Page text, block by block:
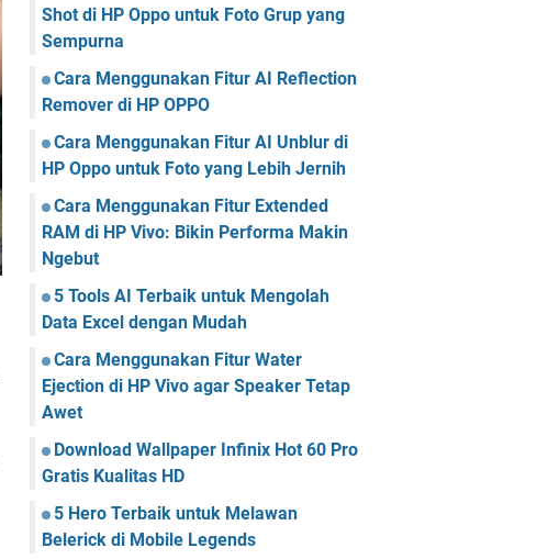
Shot di HP Oppo untuk Foto Grup yang
Sempurna
Cara Menggunakan Fitur AI Reflection
Remover di HP OPPO
Cara Menggunakan Fitur AI Unblur di
HP Oppo untuk Foto yang Lebih Jernih
Cara Menggunakan Fitur Extended
RAM di HP Vivo: Bikin Performa Makin
Ngebut
5 Tools AI Terbaik untuk Mengolah
Data Excel dengan Mudah
Cara Menggunakan Fitur Water
Ejection di HP Vivo agar Speaker Tetap
Awet
Download Wallpaper Infinix Hot 60 Pro
Gratis Kualitas HD
5 Hero Terbaik untuk Melawan
Belerick di Mobile Legends